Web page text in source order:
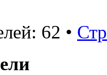
62 •